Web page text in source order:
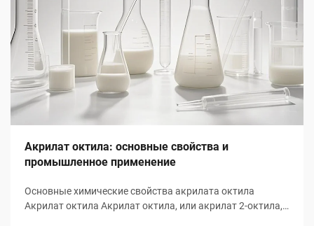
Акрилат октила: основные свойства и
промышленное применение
Основные химические свойства акрилата октила
Акрилат октила Акрилат октила, или акрилат 2-октила,